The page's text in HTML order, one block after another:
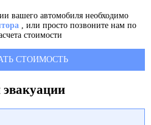
вашего автомобиля необходимо
, или просто позвоните нам по
стоимости
СТОИМОСТЬ